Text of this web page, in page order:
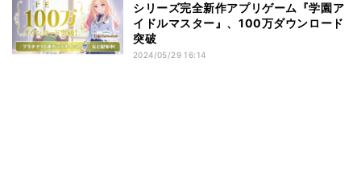
シリーズ完全新作アプリゲーム『学園ア
イドルマスター』、100万ダウンロード
突破
2024/05/29 16:14